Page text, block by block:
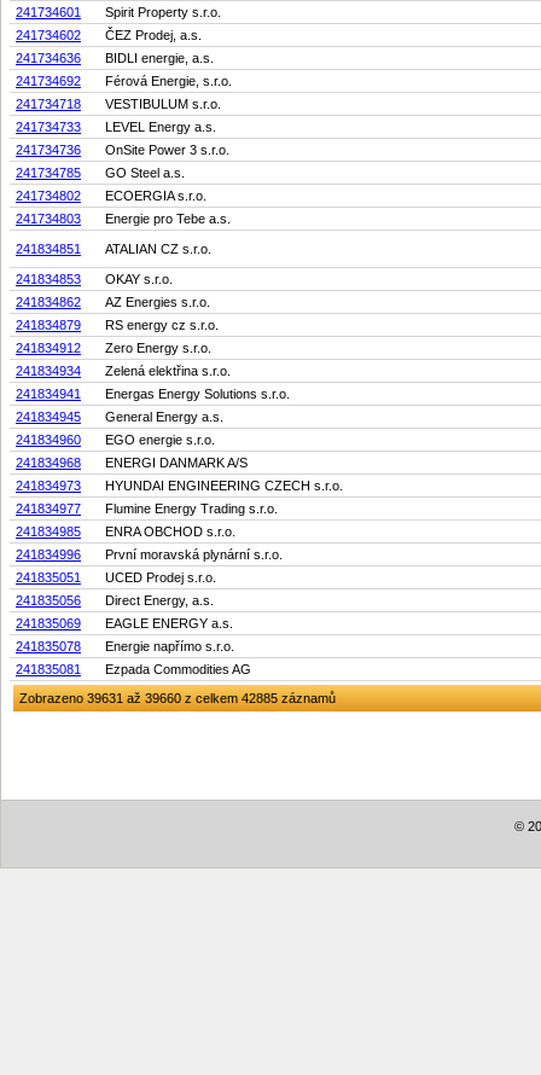
241734601
Spirit Property s.r.o.
241734602
ČEZ Prodej, a.s.
241734636
BIDLI energie, a.s.
241734692
Férová Energie, s.r.o.
241734718
VESTIBULUM s.r.o.
241734733
LEVEL Energy a.s.
241734736
OnSite Power 3 s.r.o.
241734785
GO Steel a.s.
241734802
ECOERGIA s.r.o.
241734803
Energie pro Tebe a.s.
241834851 ATALIAN CZ s.r.o.
241834853
OKAY s.r.o.
241834862
AZ Energies s.r.o.
241834879
RS energy cz s.r.o.
241834912
Zero Energy s.r.o.
241834934
Zelená elektřina s.r.o.
241834941
Energas Energy Solutions s.r.o.
241834945
General Energy a.s.
241834960
EGO energie s.r.o.
241834968
ENERGI DANMARK A/S
241834973
HYUNDAI ENGINEERING CZECH s.r.o.
241834977
Flumine Energy Trading s.r.o.
241834985
ENRA OBCHOD s.r.o.
241834996
První moravská plynární s.r.o.
241835051
UCED Prodej s.r.o.
241835056
Direct Energy, a.s.
241835069
EAGLE ENERGY a.s.
241835078
Energie napřímo s.r.o.
241835081
Ezpada Commodities AG
Zobrazeno 39631 až 39660 z celkem 42885 záznamů
©